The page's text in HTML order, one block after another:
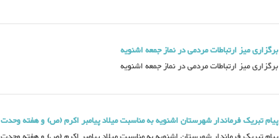
برگزاری میز ارتباطات مردمی در نماز جمعه اشنویه
برگزاری میز ارتباطات مردمی در نماز جمعه اشنویه
پیام تبریک فرماندار شهرستان اشنویه به مناسبت میلاد پیامبر اکرم (ص) و هفته وحدت